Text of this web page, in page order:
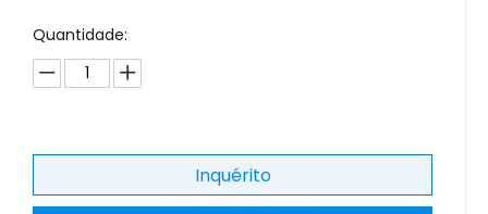
Quantidade:
Inquérito